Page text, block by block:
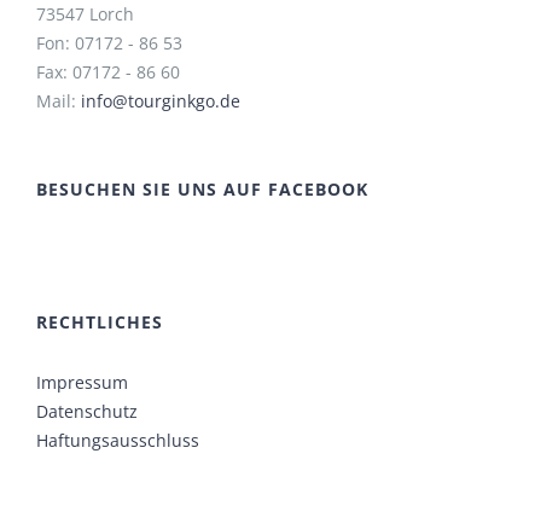
73547 Lorch
Fon: 07172 - 86 53
Fax: 07172 - 86 60
Mail: info@tourginkgo.de
BESUCHEN SIE UNS AUF FACEBOOK
RECHTLICHES
Impressum
Datenschutz
Haftungsausschluss